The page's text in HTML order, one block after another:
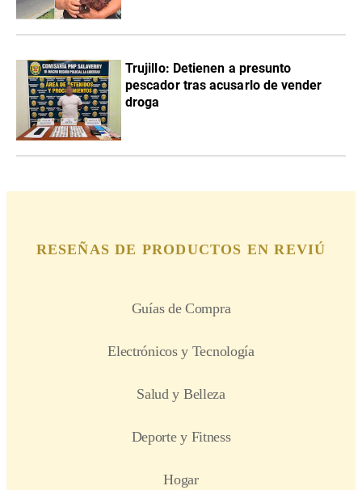
Trujillo: Detienen a presunto
pescador tras acusarlo de vender
droga